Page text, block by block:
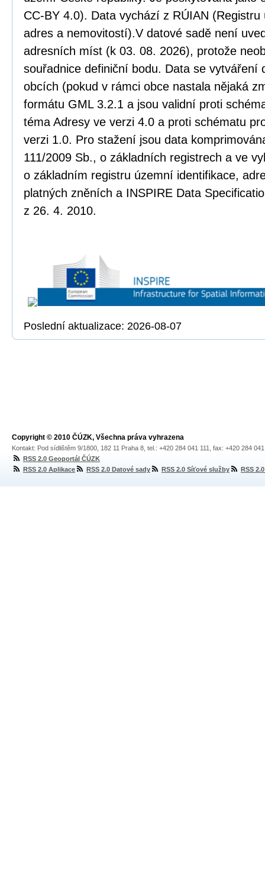
CC-BY 4.0). Data vychází z RÚIAN
adres a nemovitostí).V datové sadě není
adresních míst (k 03. 08. 2026), protože
souřadnice definiční bodu. Data se vytváření
obcích (pokud v rámci obce nastala nějaká
formátu GML 3.2.1 a jsou validní proti
téma Adresy ve verzi 4.0 a proti schématu
verzi 1.0. Pro stažení jsou data
111/2009 Sb., o základních registrech a ve
o základním registru územní identifikace,
platných zněních a INSPIRE Data
z 26. 4. 2010.
Poslední aktualizace: 2026-08-07
Copyright © 2010 ČÚZK, Všechna práva vyhrazena
Kontakt: Pod sídlištěm 9/1800, 182 11 Praha 8, tel.: +420 284 041 111, fax: +420 284
RSS 2.0 Geoportál ČÚZK
RSS 2.0 Aplikace
RSS 2.0 Datové sady RSS 2.0 Síťové služby RSS